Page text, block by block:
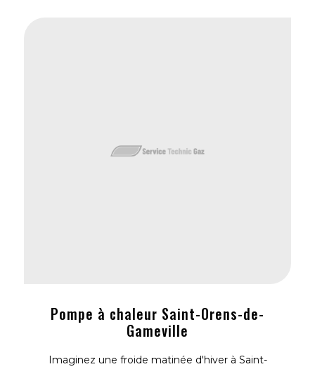
Pompe à chaleur Saint-Orens-de-
Gameville
Imaginez une froide matinée d'hiver à Saint-